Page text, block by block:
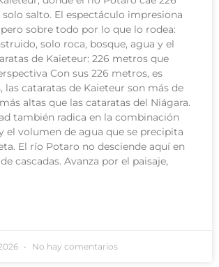
salto. El espectáculo impresiona
sobre todo por lo que lo rodea:
solo roca, bosque, agua y el
de Kaieteur: 226 metros que
Con sus 226 metros, es
las cataratas de Kaieteur son más de
altas que las cataratas del Niágara.
también radica en la combinación
el volumen de agua que se precipita
El río Potaro no desciende aquí en
cascadas. Avanza por el paisaje,
No hay comentarios